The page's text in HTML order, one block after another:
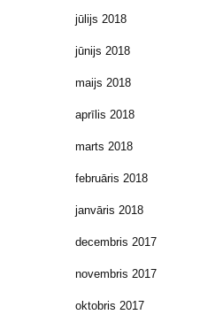
jūlijs 2018
jūnijs 2018
maijs 2018
aprīlis 2018
marts 2018
februāris 2018
janvāris 2018
decembris 2017
novembris 2017
oktobris 2017